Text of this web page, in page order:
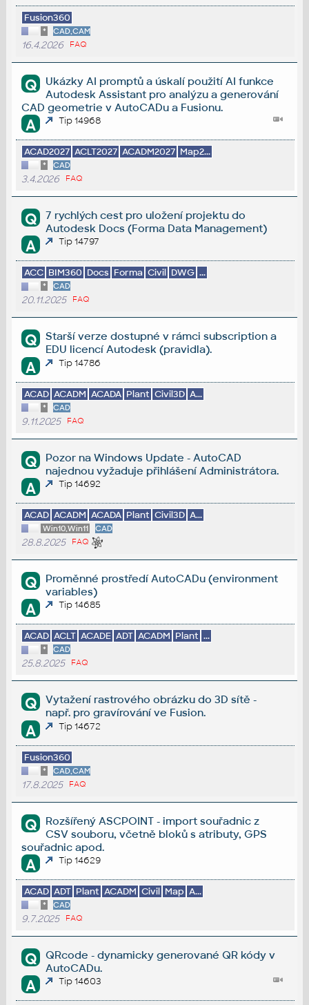
Fusion360
* CAD,CAM
16.4.2026 FAQ
Q
Ukázky AI promptů a úskalí použití AI funkce
Autodesk Assistant pro analýzu a generování
CAD geometrie v AutoCADu a Fusionu.
A Tip 14968
ACAD2027 ACLT2027 ACADM2027 Map2...
* CAD
3.4.2026 FAQ
Q
7 rychlých cest pro uložení projektu do
Autodesk Docs (Forma Data Management)
A Tip 14797
ACC BIM360 Docs Forma Civil DWG ...
* CAD
20.11.2025 FAQ
Q
Starší verze dostupné v rámci subscription a
EDU licencí Autodesk (pravidla).
A Tip 14786
ACAD ACADM ACADA Plant Civil3D A...
* CAD
9.11.2025 FAQ
Q
Pozor na Windows Update - AutoCAD
najednou vyžaduje přihlášení Administrátora.
A Tip 14692
ACAD ACADM ACADA Plant Civil3D A...
Win10,Win11 CAD
28.8.2025 FAQ
Q
Proměnné prostředí AutoCADu (environment
variables)
A Tip 14685
ACAD ACLT ACADE ADT ACADM Plant ...
* CAD
25.8.2025 FAQ
Q
Vytažení rastrového obrázku do 3D sítě -
např. pro gravírování ve Fusion.
A Tip 14672
Fusion360
* CAD,CAM
17.8.2025 FAQ
Q
Rozšířený ASCPOINT - import souřadnic z
CSV souboru, včetně bloků s atributy, GPS
souřadnic apod.
A Tip 14629
ACAD ADT Plant ACADM Civil Map A...
* CAD
9.7.2025 FAQ
Q
QRcode - dynamicky generované QR kódy v
AutoCADu.
A Tip 14603